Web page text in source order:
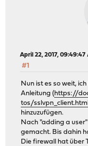
April 22, 2017, 09:49:47
#1
Nun ist es so weit,
Anleitung ( https://
tos/sslvpn_client.html
hinzuzufügen.
Nach "adding a
gemacht. Bis dahin
Die firewall hat über